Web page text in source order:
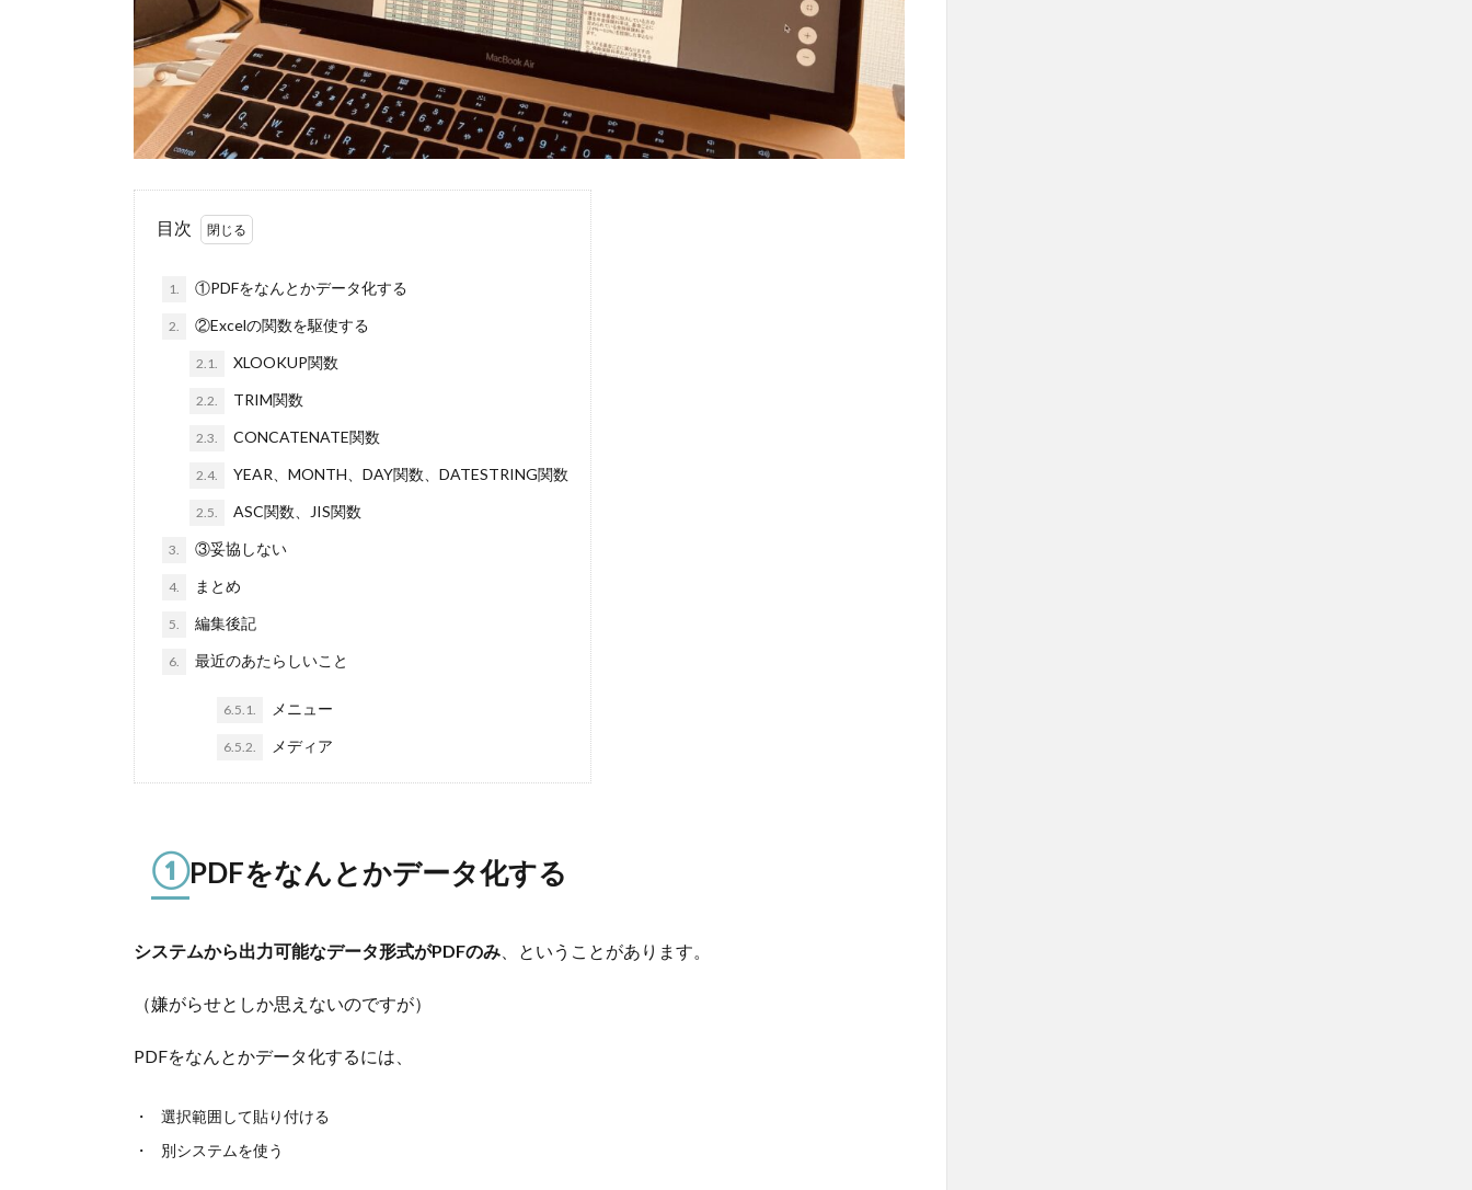
目次
1. ①PDFをなんとかデータ化する
2. ②Excelの関数を駆使する
2.1. XLOOKUP関数
2.2. TRIM関数
2.3. CONCATENATE関数
2.4. YEAR、MONTH、DAY関数、DATESTRING関数
2.5. ASC関数、JIS関数
3. ③妥協しない
4. まとめ
5. 編集後記
6. 最近のあたらしいこと
6.5.1. メニュー
6.5.2. メディア
①PDFをなんとかデータ化する
システムから出力可能なデータ形式がPDFのみ 、ということがあります。
（嫌がらせとしか思えないのですが）
PDFをなんとかデータ化するには、
選択範囲して貼り付ける
別システムを使う